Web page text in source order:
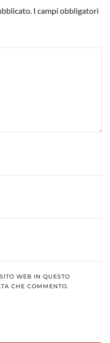
I campi obbligatori
WEB IN QUESTO
CHE COMMENTO.